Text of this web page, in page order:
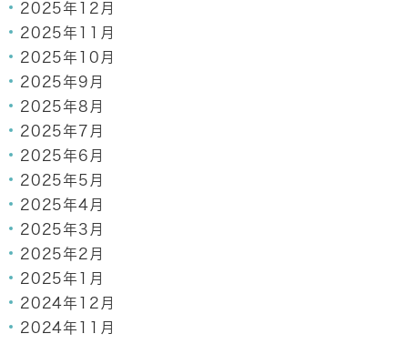
2025年12月
2025年11月
2025年10月
2025年9月
2025年8月
2025年7月
2025年6月
2025年5月
2025年4月
2025年3月
2025年2月
2025年1月
2024年12月
2024年11月